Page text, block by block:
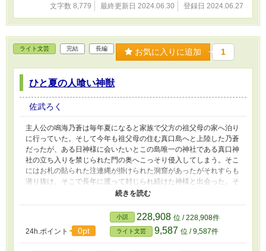
文字数 8,779 最終更新日 2024.06.30 登録日 2024.06.27
ライト文芸 完結 長編 お気に入りに追加 1
ひと夏の人喰い神獣
佐武ろく
主人公の鳴海乃蒼は毎年夏になると家族で父方の祖父母の家へ泊り
に行っていた。そして今年も祖父母の住む真口島へと上陸した乃蒼
だったが、ある日神様に会いたいとこの島唯一の神社である真口神
社の立ち入りを禁じられた門の奥へこっそり侵入してしまう。そこ
にはお札の貼られた注連縄が掛けられた洞窟があったがそれすらも
潜り抜け、そこで長年に渡って封じられ続けた神様と出会った。そ
れは数百年前この島の守り神として崇められていたが人を喰い封じ
られた狼の姿をした神様。一方、乃蒼は神様と会えた事を喜び、そ
して神様と遊ぼうとその封印を解いてしまった。だが真口神はとて
も人を喰い封印されたとは思えない程、乃蒼に対し素っ気なくも優
しく接してくれた。 真口神はなぜ人を喰ってしまったのか？ そ
して数百年の時を経た暗雲が島に影を落とし始める。 封じられた
24h.ポイント 0pt
小説 228,908 位 / 228,908件
ライト文芸 9,587 位 / 9,587件